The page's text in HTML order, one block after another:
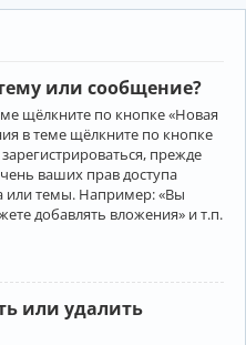
или сообщение?
щёлкните по кнопке «Новая
в теме щёлкните по кнопке
прежде
ваших прав доступа
или темы. Например: «Вы
добавлять вложения» и т.п.
или удалить